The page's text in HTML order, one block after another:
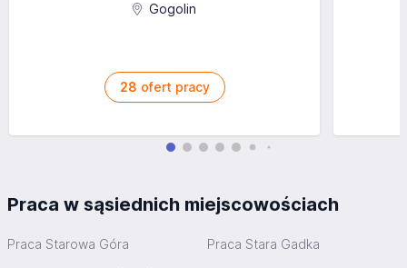
Gogolin
28 ofert pracy
Praca w sąsiednich miejscowościach
Praca Starowa Góra Praca Stara Gadka